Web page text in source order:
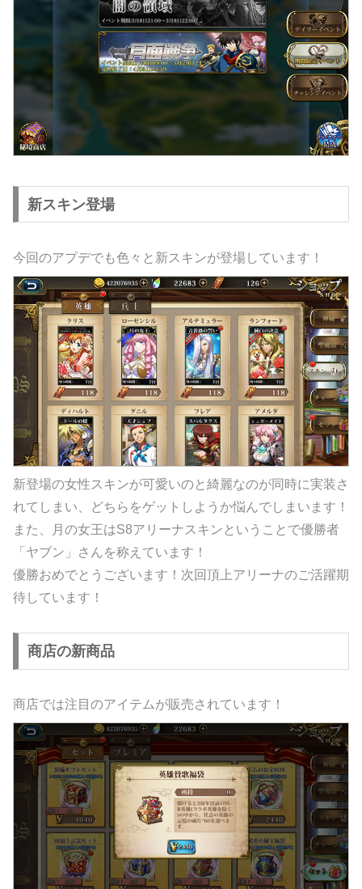
新スキン登場
今回のアプデでも色々と新スキンが登場しています！
新登場の女性スキンが可愛いのと綺麗なのが同時に実装さ
れてしまい、どちらをゲットしようか悩んでしまいます！
また、月の女王はS8アリーナスキンということで優勝者
「ヤブン」さんを称えています！
優勝おめでとうございます！次回頂上アリーナのご活躍期
待しています！
商店の新商品
商店では注目のアイテムが販売されています！